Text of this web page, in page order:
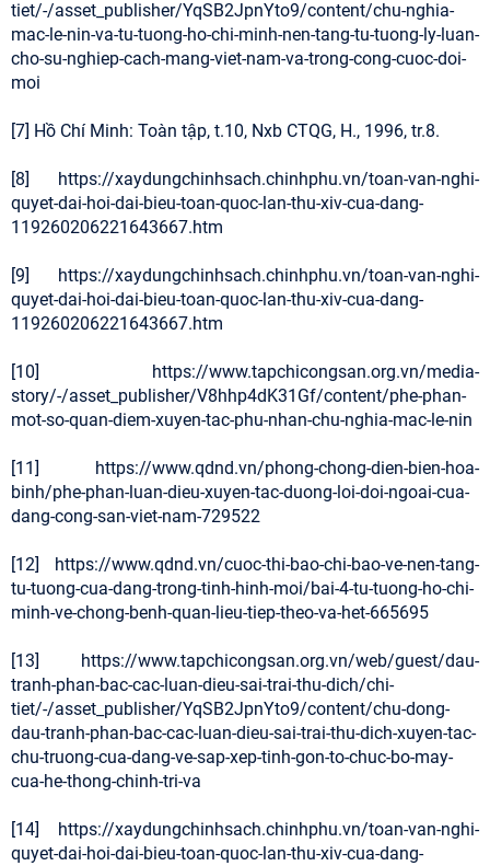
tiet/-/asset_publisher/YqSB2JpnYto9/content/chu-nghia-
mac-le-nin-va-tu-tuong-ho-chi-minh-nen-tang-tu-tuong-ly-luan-
cho-su-nghiep-cach-mang-viet-nam-va-trong-cong-cuoc-doi-
moi
[7] Hồ Chí Minh: Toàn tập, t.10, Nxb CTQG, H., 1996, tr.8.
[8] https://xaydungchinhsach.chinhphu.vn/toan-van-nghi-
quyet-dai-hoi-dai-bieu-toan-quoc-lan-thu-xiv-cua-dang-
119260206221643667.htm
[9] https://xaydungchinhsach.chinhphu.vn/toan-van-nghi-
quyet-dai-hoi-dai-bieu-toan-quoc-lan-thu-xiv-cua-dang-
119260206221643667.htm
[10] https://www.tapchicongsan.org.vn/media-
story/-/asset_publisher/V8hhp4dK31Gf/content/phe-phan-
mot-so-quan-diem-xuyen-tac-phu-nhan-chu-nghia-mac-le-nin
[11] https://www.qdnd.vn/phong-chong-dien-bien-hoa-
binh/phe-phan-luan-dieu-xuyen-tac-duong-loi-doi-ngoai-cua-
dang-cong-san-viet-nam-729522
[12] https://www.qdnd.vn/cuoc-thi-bao-chi-bao-ve-nen-tang-
tu-tuong-cua-dang-trong-tinh-hinh-moi/bai-4-tu-tuong-ho-chi-
minh-ve-chong-benh-quan-lieu-tiep-theo-va-het-665695
[13] https://www.tapchicongsan.org.vn/web/guest/dau-
tranh-phan-bac-cac-luan-dieu-sai-trai-thu-dich/chi-
tiet/-/asset_publisher/YqSB2JpnYto9/content/chu-dong-
dau-tranh-phan-bac-cac-luan-dieu-sai-trai-thu-dich-xuyen-tac-
chu-truong-cua-dang-ve-sap-xep-tinh-gon-to-chuc-bo-may-
cua-he-thong-chinh-tri-va
[14] https://xaydungchinhsach.chinhphu.vn/toan-van-nghi-
quyet-dai-hoi-dai-bieu-toan-quoc-lan-thu-xiv-cua-dang-